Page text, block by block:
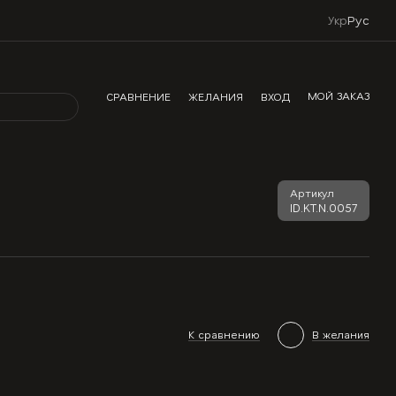
УкрРус
СРАВНЕНИЕ
ЖЕЛАНИЯ ВХОД МОЙ ЗАКАЗ
Артикул
ID.KT.N.0057
К сравнению В желания